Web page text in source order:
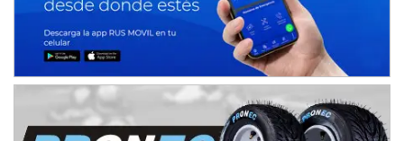
KDO - F6
Ciudad de Trenque Lauquen (Asfalto)
ENTRERRIANO - F6 (POSTERGADA)
Parque de la Velocidad (Asfalto)
Villaguay (Entre Ríos)